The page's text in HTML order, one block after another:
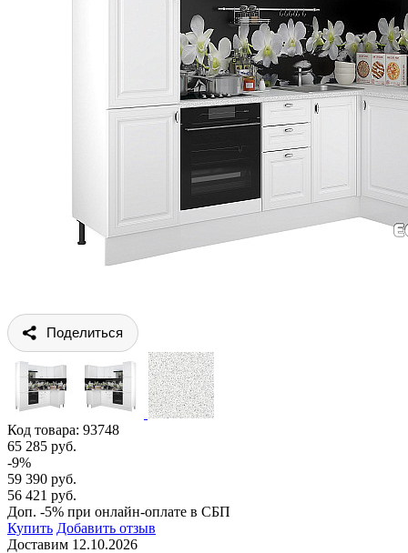
Поделиться
Код товара: 93748
65 285 руб.
-9%
59 390 руб.
56 421 руб.
Доп. -5% при онлайн-оплате в СБП
Купить Добавить отзыв
Доставим 12.10.2026